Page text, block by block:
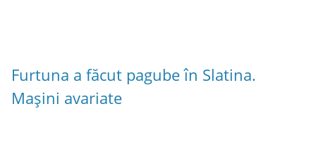
Furtuna a făcut pagube în Slatina.
Mașini avariate